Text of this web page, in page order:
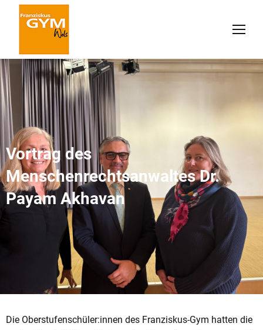
Vortrag des
Menschenrechtsanwaltes Dr.
Payam Akhavan
Die Oberstufenschüler:innen des Franziskus-Gym hatten die